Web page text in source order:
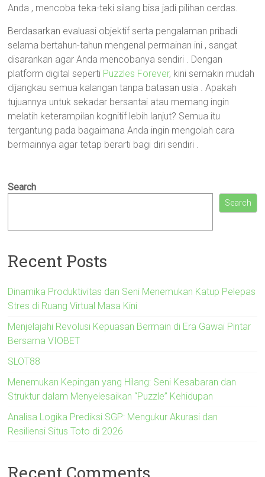
Anda , mencoba teka-teki silang bisa jadi pilihan cerdas.
Berdasarkan evaluasi objektif serta pengalaman pribadi
selama bertahun-tahun mengenal permainan ini , sangat
disarankan agar Anda mencobanya sendiri . Dengan
platform digital seperti Puzzles Forever, kini semakin mudah
dijangkau semua kalangan tanpa batasan usia . Apakah
tujuannya untuk sekadar bersantai atau memang ingin
melatih keterampilan kognitif lebih lanjut? Semua itu
tergantung pada bagaimana Anda ingin mengolah cara
bermainnya agar tetap berarti bagi diri sendiri .
Search
Search
Recent Posts
Dinamika Produktivitas dan Seni Menemukan Katup Pelepas
Stres di Ruang Virtual Masa Kini
Menjelajahi Revolusi Kepuasan Bermain di Era Gawai Pintar
Bersama VIOBET
SLOT88
Menemukan Kepingan yang Hilang: Seni Kesabaran dan
Struktur dalam Menyelesaikan “Puzzle” Kehidupan
Analisa Logika Prediksi SGP: Mengukur Akurasi dan
Resiliensi Situs Toto di 2026
Recent Comments